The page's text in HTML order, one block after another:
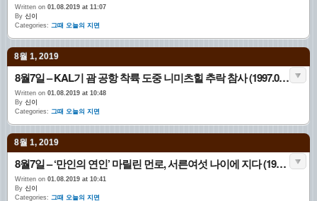
Written on 01.08.2019 at 11:07
By 신이
Categories: 그때 오늘의 지면
8월 1, 2019
8월7일 – KAL기 괌 공항 착륙 도중 니미츠힐 추락 참사 (1997.08.07. 1면)
Written on 01.08.2019 at 10:48
By 신이
Categories: 그때 오늘의 지면
8월 1, 2019
8월7일 – ‘만인의 연인’ 마릴린 먼로, 서른여섯 나이에 지다 (1962.08.07. 3면)
Written on 01.08.2019 at 10:41
By 신이
Categories: 그때 오늘의 지면